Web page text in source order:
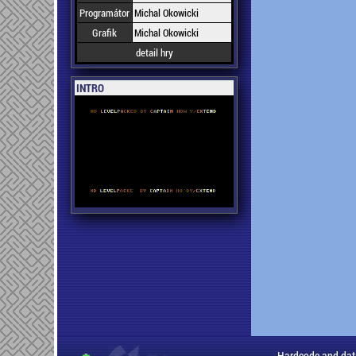
Programátor Michal Okowicki
Grafik
Michal Okowicki
detail hry
INTRO